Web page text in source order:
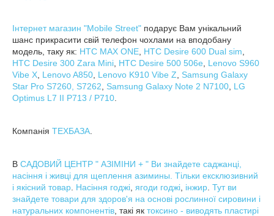
Інтернет магазин "Mobile Street" подарує Вам унікальний
шанс прикрасити свій телефон чохлами на вподобану
модель, таку як: HTC MAX ONE HTC Desire 600 Dual sim
HTC Desire 300 Zara Mini HTC Desire 500 506e
Lenovo S960
Vibe X Lenovo A850 Lenovo K910 Vibe Z
Samsung Galaxy
Star Pro S7260, S7262
Samsung Galaxy Note 2 N7100 LG
Optimus L7 II P713 / P710
Компанія ТЕХБАЗА
В САДОВИЙ ЦЕНТР " АЗІМІНИ + " Ви знайдете саджанці,
насіння і живці для щеплення азимины. Тільки ексклюзивний
і якісний товар Насіння годжі ягоди годжі інжир Тут ви
знайдете товари для здоров'я на основі рослинної сировини і
натуральних компонентів , такі як токсино - виводять пластирі